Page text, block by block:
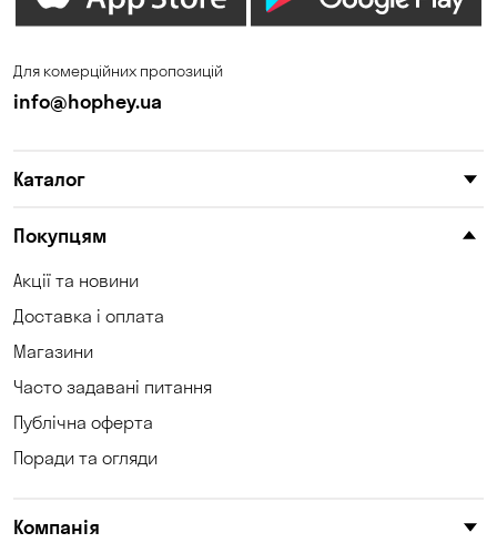
Для комерційних пропозицій
info@hophey.ua
Каталог
Покупцям
Акції та новини
Доставка і оплата
Магазини
Часто задавані питання
Публічна оферта
Поради та огляди
Компанія